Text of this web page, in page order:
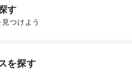
す
つけよう
を探す